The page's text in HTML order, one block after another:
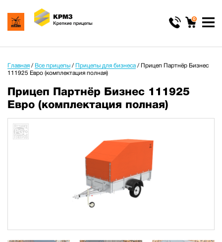
0
Главная / Все прицепы / Прицепы для бизнеса/ Прицеп Партнёр Бизнес
111925 Евро (комплектация полная)
Прицеп Партнёр Бизнес 111925
Евро (комплектация полная)